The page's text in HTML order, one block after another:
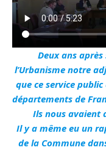
Deux ans
l’Urbanisme notre
que ce service
départements de
Ils nous avaient
Il y a même eu un
de la Commune